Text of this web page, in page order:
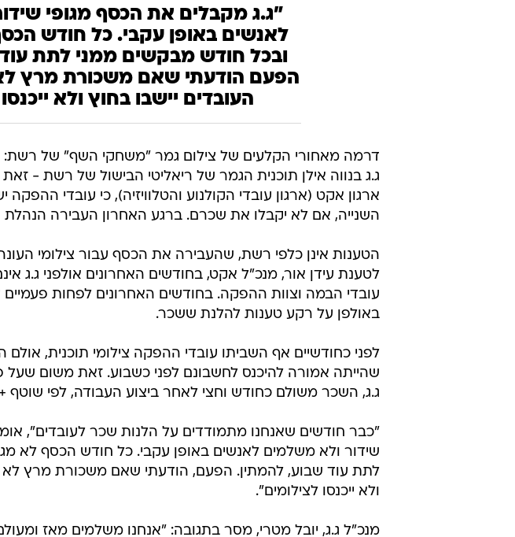
"ג.ג מקבלים את הכסף מגופי
לאנשים באופן עקבי. כל חודש
ובכל חודש מבקשים ממני לתת
הפעם הודעתי שאם משכורת מרץ לא
העובדים יישבו בחוץ ולא
דרמה מאחורי הקלעים של צילום גמר "משחקי השף" של רשת:
ג.ג בנווה אילן תוכנית הגמר של ריאליטי הבישול של רשת -
ארגון אקט (ארגון עובדי הקולנוע והטלוויזיה), כי עובדי
השנייה, אם לא יקבלו את שכרם. ברגע האחרון העבירה הנהלת
הטענות אינן כלפי רשת, שהעבירה את הכסף עבור צילומי
לטענת עידן אור, מנכ"ל אקט, בחודשים האחרונים אולפני ג.ג
עובדי הבמה וצוות ההפקה. בחודשים האחרונים לפחות
באולפן על רקע טענות להלנת ששכר.
לפני כחודשיים אף השביתו עובדי ההפקה צילומי תוכנית,
שהייתה אמורה להיכנס לחשבונם לפני כשבוע. זאת משום שעל
ג.ג, השכר משולם כחודש וחצי לאחר ביצוע העבודה, לפי שוטף +45.
"כבר חודשים שאנחנו מתמודדים על הלנות שכר לעובדים",
שידור ולא משלמים לאנשים באופן עקבי. כל חודש הכסף לא
לתת עוד שבוע, להמתין. הפעם, הודעתי שאם משכורת מרץ לא
ולא ייכנסו לצילומים".